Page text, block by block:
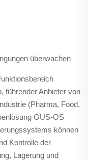
überwachen
führender Anbieter von
(Pharma, Food,
GUS-OS
können
Kontrolle der
Lagerung und